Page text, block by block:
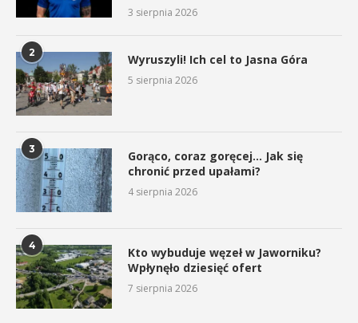
3 sierpnia 2026
2 Wyruszyli! Ich cel to Jasna Góra
5 sierpnia 2026
3
Gorąco, coraz goręcej… Jak się
chronić przed upałami?
4 sierpnia 2026
4
Kto wybuduje węzeł w Jaworniku?
Wpłynęło dziesięć ofert
7 sierpnia 2026